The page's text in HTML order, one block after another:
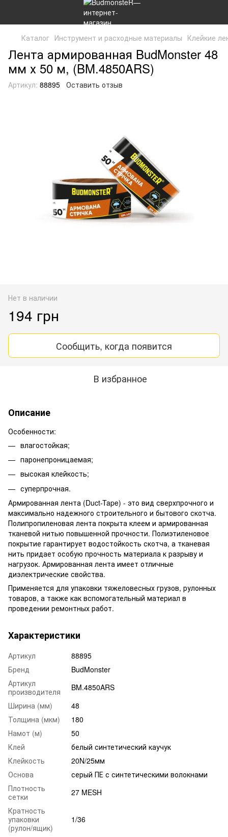
Каталог Инструмент и расходные материалы Клейкие
Лента армированная BudMonster 48
мм х 50 м, (BM.4850ARS)
Артикул: 88895 Оставить отзыв
Нет в наличии
194 грн
Сообщить, когда появится
В избранное
Описание
Особенности:
влагостойкая;
паронепроницаемая;
высокая клейкость;
суперпрочная.
Армированная лента (Duct-Tape) - это вид сверхпрочного и
максимально надежного строительного и бытового скотча.
Полипропиленовая лента покрыта клеем и армированная
тканевой нитью повышенной прочности. Полиэтиленовое
покрытие гарантирует водостойкость скотча, а тканевая
нить придает особую прочность материала к разрыву и
нагрузок. Армированная лента имеет отличные
диэлектрические свойства.
Применяется для упаковки тяжеловесных грузов, рулонных
товаров, а также как вспомогательный материал в
проведении ремонтных работ.
Характеристики
Артикул
88895
Бренд
BudMonster
Артикул
производителя
BM.4850ARS
Ширина (мм)
48
Толщина (мкм)
180
Намот (м)
50
Клей
белый синтетический каучук
Клейкость
20N/25мм
Основа
серый ПЕ с синтетическими волокнами
Плотность
сетки
27 MESH
Кратность
упаковки
(рулон/ящик)
1/36